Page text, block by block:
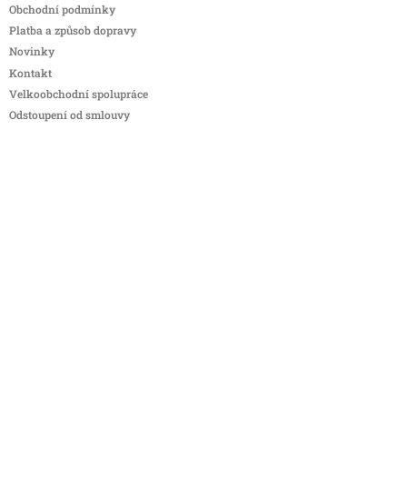
Obchodní podmínky
Platba a způsob dopravy
Novinky
Kontakt
Velkoobchodní spolupráce
Odstoupení od smlouvy